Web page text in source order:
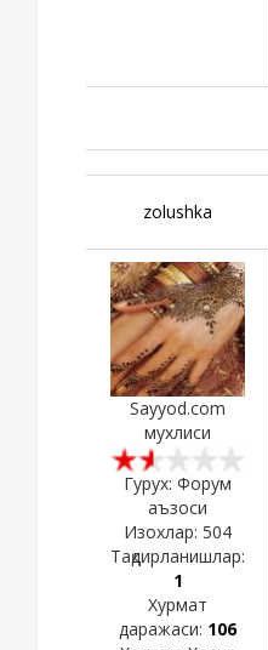
zolushka
Sayyod.com
мухлиси
Гурух: Форум
аъзоси
Изохлар: 504
Тақдирланишлар:
1
Хурмат
даражаси: 106